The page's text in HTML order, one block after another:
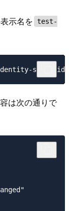
示名を test-
は次の通りで